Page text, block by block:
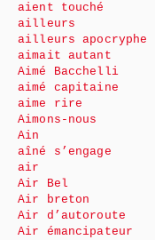
aient touché
ailleurs
ailleurs apocryphe
aimait autant
Aimé Bacchelli
aimé capitaine
aime rire
Aimons-nous
Ain
aîné s’engage
air
Air Bel
Air breton
Air d’autoroute
Air émancipateur